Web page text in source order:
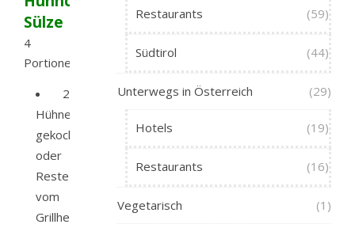
Sülze
4
Portionen
2
Hühnerbrüste,
gekocht
oder
Reste
vom
Grillhendl
Restaurants (59)
Südtirol (44)
Unterwegs in Österreich (29)
Hotels (19)
Restaurants (16)
Vegetarisch (1)